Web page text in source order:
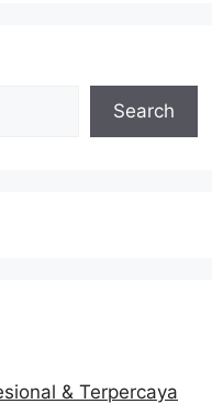
Search
& Terpercaya